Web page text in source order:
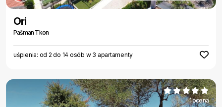
Ori
Pašman Tkon
uśpienia: od 2 do 14 osób w 3 apartamenty
1 ocena